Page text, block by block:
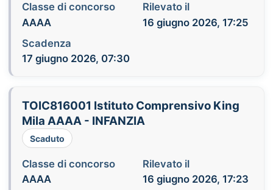
Classe di concorso
AAAA
Rilevato il
16 giugno 2026, 17:25
Scadenza
17 giugno 2026, 07:30
TOIC816001 Istituto Comprensivo King
Mila AAAA - INFANZIA
Scaduto
Classe di concorso
AAAA
Rilevato il
16 giugno 2026, 17:23